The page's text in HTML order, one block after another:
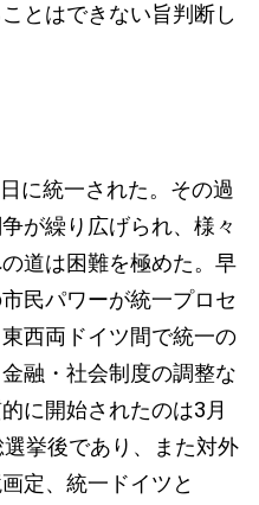
とはできない旨判断し
に統一された。その過
が繰り広げられ、様々
道は困難を極めた。早
民パワーが統一プロセ
西両ドイツ間で統一の
融・社会制度の調整な
に開始されたのは3月
挙後であり、また対外
定、統一ドイツと